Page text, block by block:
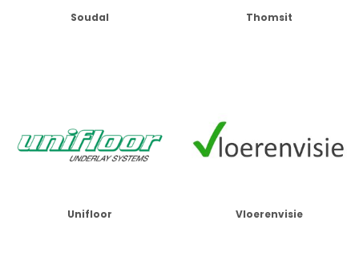
Soudal Thomsit
Unifloor Vloerenvisie